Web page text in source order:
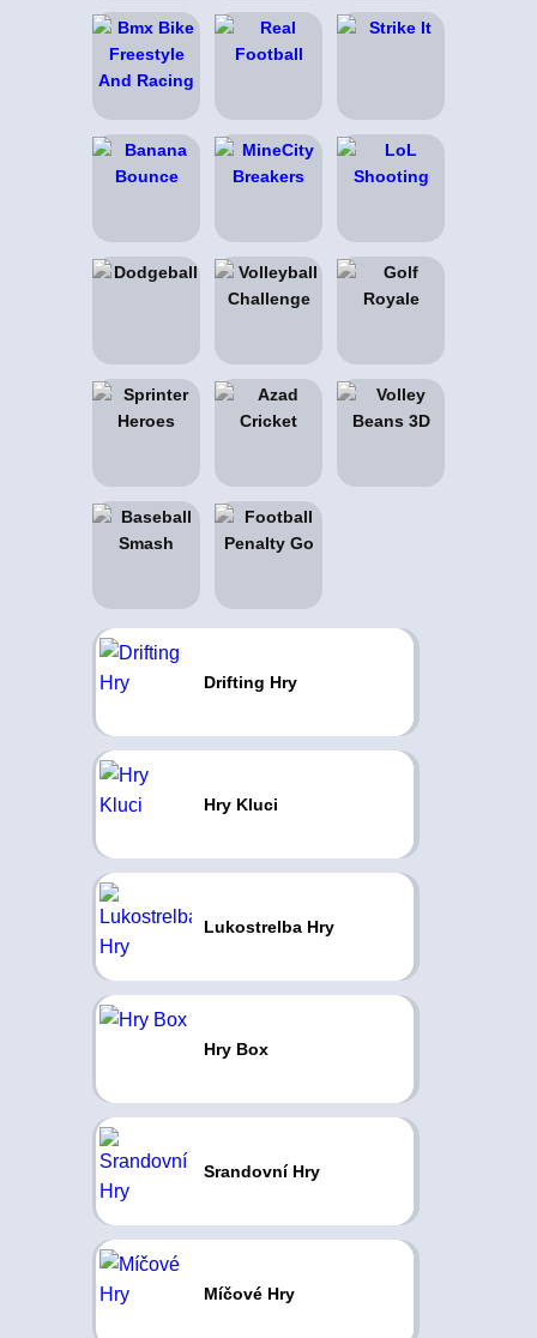
Drifting Hry
Hry Kluci
Lukostrelba Hry
Hry Box
Srandovní Hry
Míčové Hry